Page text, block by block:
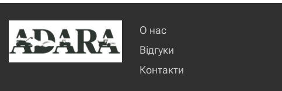
О нас
Відгуки
Контакти